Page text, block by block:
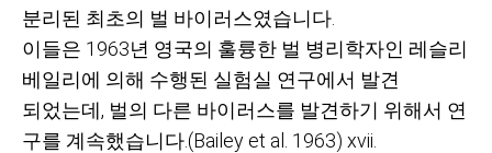
분리된 최초의 벌 바이러스였습니다
이들은 1963년 영국의 훌륭한 벌 병리학자인 레슬리
베일리에 의해 수행된 실험실 연구에서 발견
되었는데, 벌의 다른 바이러스를 발견하기 위해서 연
구를 계속했습니다.(Bailey et al. 1963) xvii.